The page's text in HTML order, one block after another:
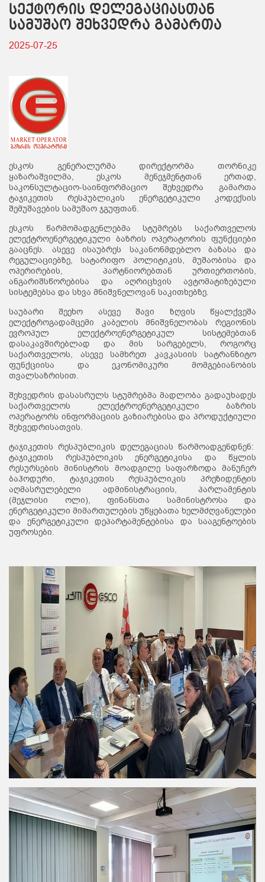
სექტორის დელეგაციასთან
სამუშაო შეხვედრა გამართა
2025-07-25
ესკოს გენერალურმა დირექტორმა თორნიკე
ყაზარაშვილმა, ესკოს მენეჯმენტთან ერთად,
საკონსულტაციო-საინფორმაციო შეხვედრა გამართა
ტაჯიკეთის რესპუბლიკის ენერგეტიკული კოდექსის
შემუშავების სამუშაო ჯგუფთან.
ესკოს წარმომადგენლებმა სტუმრებს საქართველოს
ელექტროენერგეტიკული ბაზრის ოპერატორის ფუნქციები
გააცნეს. ასევე ისაუბრეს საკანონმდებლო ბაზასა და
რეგულაციებზე, სატარიფო პოლიტიკის, მუშაობისა და
ოპერირების, პარტნიორებთან ურთიერთობის,
ანგარიშსწორებისა და აღრიცხვის ავტომატიზებული
სისტემებსა და სხვა მნიშვნელოვან საკითხებზე.
საუბარი შეეხო ასევე შავი ზღვის წყალქვეშა
ელექტროგადამცემი კაბელის მნიშვნელობას რეგიონის
ევროპულ ელექტროენერგეტიკულ სისტემებთან
დასაკავშირებლად და მის სარგებელს, როგორც
საქართველოს, ასევე სამხრეთ კავკასიის სატრანზიტო
ფუნქციისა და ეკონომიკური მომგებიანობის
თვალსაზრისით.
შეხვედრის დასასრულს სტუმრებმა მადლობა გადაუხადეს
საქართველოს ელექტროენერგეტიკული ბაზრის
ოპერატორს ინფორმაციის გაზიარებისა და პროდუქტიული
შეხვედრისათვის.
ტაჯიკეთის რესპუბლიკის დელეგაციას წარმოადგენდნენ:
ტაჯიკეთის რესპუბლიკის ენერგეტიკისა და წყლის
რესურსების მინისტრის მოადგილე საფარზოდა მანუჩერ
ბაჰოდური, ტაჯიკეთის რესპუბლიკის პრეზიდენტის
აღმასრულებელი ადმინისტრაციის, პარლამენტის
(მეჯლისი ოლი), ფინანსთა სამინისტროსა და
ენერგეტიკული მიმართულების უწყებათა ხელმძღვანელები
და ენერგეტიკული დეპარტამენტებისა და სააგენტოების
უფროსები.